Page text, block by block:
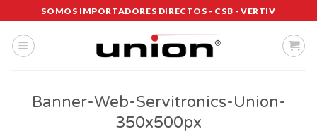
al
contenido
SOMOS IMPORTADORES DIRECTOS - CSB - VERTIV
Banner-Web-Servitronics-Union-
350x500px